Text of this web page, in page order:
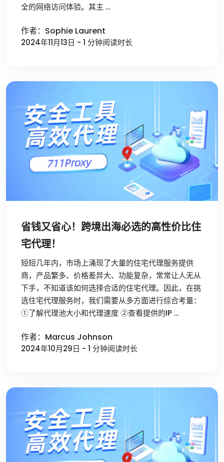
全的网络访问体验。其主 …
作者：Sophie Laurent
2024年11月13日 - 1 分钟阅读时长
省钱又省心！跨境出海必选的高性价比住
宅代理！
短短几年内，市场上涌现了大量的住宅代理服务提供
商，产品繁多、价格差异大、功能复杂，常常让人无从
下手，不知道该如何选择合适的住宅代理。因此，在挑
选住宅代理服务时，我们需要从多方面进行综合考量：
①了解代理池大小和代理速度 ②查看提供的IP …
作者：Marcus Johnson
2024年10月29日 - 1 分钟阅读时长